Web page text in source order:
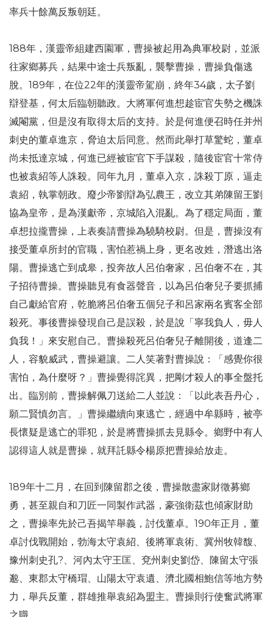
率兵十餘萬反叛朝廷。
188年，漢靈帝組建西園軍，曹操被起用為典軍校尉，並派
往家鄉募兵，結果中途士兵叛亂，襲擊曹操，曹操負傷逃
脫。189年，在位22年的漢靈帝駕崩，終年34歲，太子劉
辯登基，何太后臨朝聽政。大將軍何進想趁宦官失勢之機誅
滅閹黨，但是沒有取得太后的支持。於是何進便召時任并州
刺史的董卓進京，脅迫太后同意。然而此舉打草驚蛇，董卓
尚未抵達京城，何進已經被宦官下手謀殺，隨後宦官十常侍
也被袁紹等人誅殺。同年九月，董卓入京，誅殺丁原，逼走
袁紹，執掌朝政。廢少帝劉辯為弘農王，改立其弟陳留王劉
協為皇帝，是為漢獻帝，京城陷入混亂。為了穩定局面，董
卓想拉攏曹操，上表奏請曹操為驍騎校尉。但是，曹操沒有
接受董卓所封的官職，害怕惹禍上身，更名改姓，潛逃出洛
陽。曹操逃亡到成皋，投奔故人呂伯奢家，呂伯奢不在，其
子招待曹操。曹操聽見有食器聲音，以為呂伯奢兒子要抓捕
自己獻給官府，乾脆將呂伯奢五個兒子和呂家兩名賓客全部
殺死。事後曹操發現自己是誤殺，於是說「寧我負人，毋人
負我！」來安慰自己。曹操殺死呂伯奢兒子離開後，道逢二
人，容貌威武，曹操避讓。二人笑著對曹操說：「感覺你很
害怕，為什麼呀？」曹操覺得詫異，把剛才殺人的事全盤托
出。臨別前，曹操解佩刀送給二人並說：「以此表吾丹心，
願二賢慎勿言。」曹操繼續向東逃亡，經過中牟縣時，被亭
長懷疑是逃亡的罪犯，於是將曹操抓去見縣令。鄉野中有人
認得這人就是曹操，就拜託縣令楊原把曹操給放走。
189年十二月，在回到陳留郡之後，曹操散盡家財徵募鄉
勇，甚至親自和刀匠一同製作武器，豪強衛茲也傾家財助
之，曹操率先於己吾揭竿舉義，討伐董卓。190年正月，董
卓討伐戰開始，勃海太守袁紹、後將軍袁術、冀州牧韓馥、
豫州刺史孔?、河內太守王匡、兗州刺史劉岱、陳留太守張
邈、東郡太守橋瑁、山陽太守袁遺、濟北國相鮑信等地方勢
力，舉兵反董，群雄推舉袁紹為盟主。曹操則行使奮武將軍